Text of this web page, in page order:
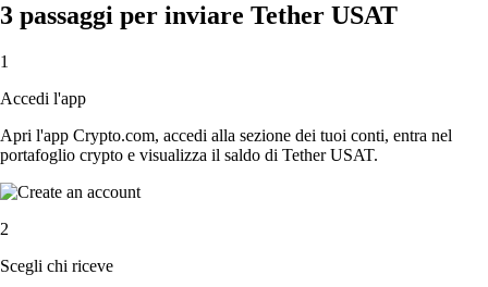
3 passaggi per inviare Tether USAT
1
Accedi l'app
Apri l'app Crypto.com, accedi alla sezione dei tuoi conti, entra nel
portafoglio crypto e visualizza il saldo di Tether USAT.
2
Scegli chi riceve